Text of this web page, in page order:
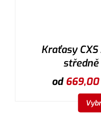
Kraťasy CXS
od669,00